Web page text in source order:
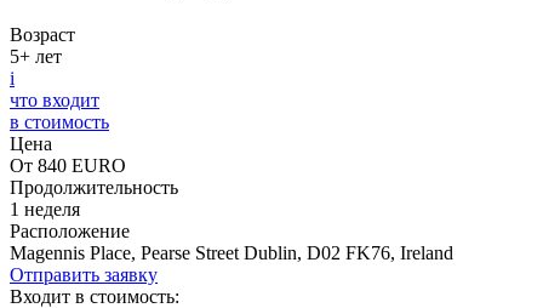
Возраст
5+ лет
i
что входит
в стоимость
Цена
От 840 EURO
Продолжительность
1 неделя
Расположение
Magennis Place, Pearse Street Dublin, D02 FK76, Ireland
Отправить заявку
Входит в стоимость: